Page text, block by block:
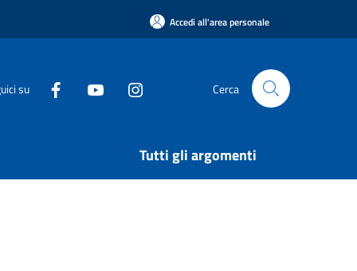
Accedi all'area personale
su Cerca
Tutti gli argomenti